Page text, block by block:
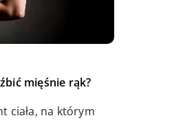
gabinet w firmie –
mięśnie rąk?
ciała, na którym